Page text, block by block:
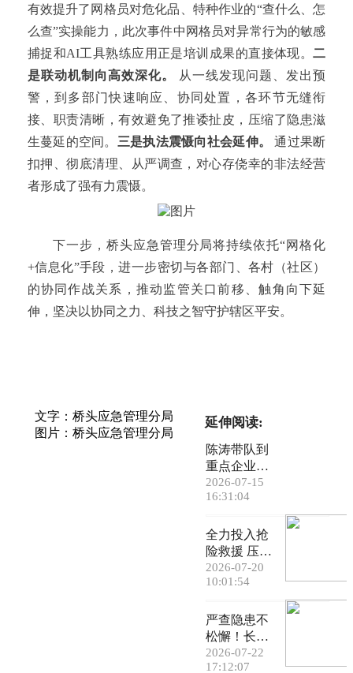
有效提升了网格员对危化品、特种作业的“查什么、怎
么查”实操能力，此次事件中网格员对异常行为的敏感
捕捉和AI工具熟练应用正是培训成果的直接体现。二
是联动机制向高效深化。
从一线发现问题、发出预
警，到多部门快速响应、协同处置，各环节无缝衔
接、职责清晰，有效避免了推诿扯皮，压缩了隐患滋
生蔓延的空间。 三是执法震慑向社会延伸。
通过果断
扣押、彻底清理、从严调查，对心存侥幸的非法经营
者形成了强有力震慑。
下一步，桥头应急管理分局将持续依托“网格化
+信息化”手段，进一步密切与各部门、各村（社区）
的协同作战关系，推动监管关口前移、触角向下延
伸，坚决以协同之力、科技之智守护辖区平安。
文字：桥头应急管理分局
图片：桥头应急管理分局
延伸阅读:
陈涛带队到
重点企业排
查整治安全
隐患
2026-07-15
16:31:04
全力投入抢
险救援 压实
责任排查隐
患——各地
落实习近平
总书记重要
指示精神抓
实抓细安全
2026-07-20
10:01:54
严查隐患不
松懈！长安
镇多部门联
动开展消防
2026-07-22
17:12:07